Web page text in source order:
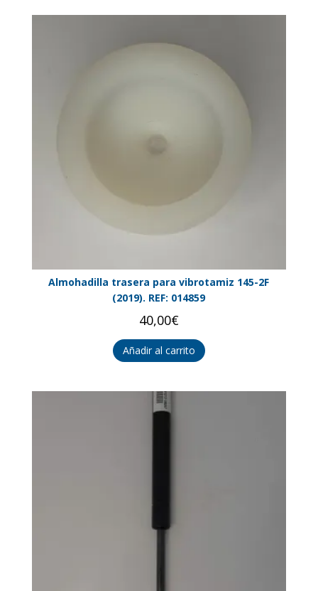
Almohadilla trasera para vibrotamiz 145-2F
(2019). REF: 014859
40,00€
Añadir al carrito